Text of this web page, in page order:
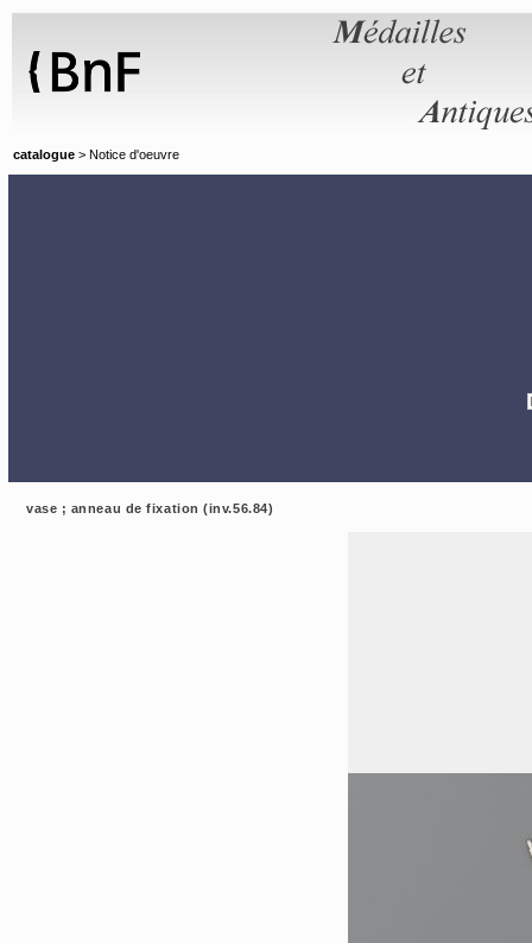
catalogue > Notice d'oeuvre
vase ; anneau de fixation (inv.56.84)